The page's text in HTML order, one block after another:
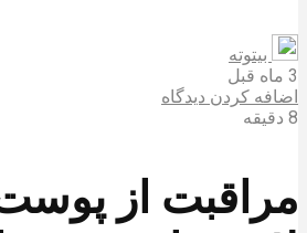
بیتوته
3 ماه قبل
اضافه کردن دیدگاه
8 دقیقه
مراقبت از